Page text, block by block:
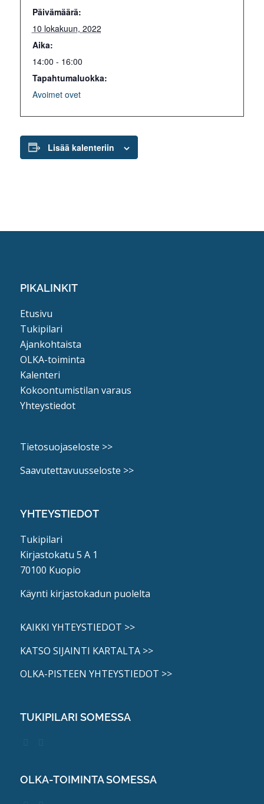
Päivämäärä:
10 lokakuun, 2022
Aika:
14:00 - 16:00
Tapahtumaluokka:
Avoimet ovet
Lisää kalenteriin
PIKALINKIT
Etusivu
Tukipilari
Ajankohtaista
OLKA-toiminta
Kalenteri
Kokoontumistilan varaus
Yhteystiedot
Tietosuojaseloste >>
Saavutettavuusseloste >>
YHTEYSTIEDOT
Tukipilari
Kirjastokatu 5 A 1
70100 Kuopio
Käynti kirjastokadun puolelta
KAIKKI YHTEYSTIEDOT >>
KATSO SIJAINTI KARTALTA >>
OLKA-PISTEEN YHTEYSTIEDOT >>
TUKIPILARI SOMESSA
OLKA-TOIMINTA SOMESSA